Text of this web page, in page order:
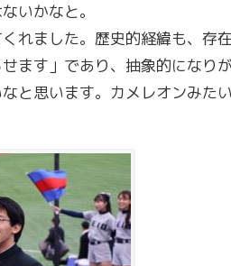
いかなと。
れました。歴史的経緯も、存
ます」であり、抽象的になり
と思います。カメレオンみた